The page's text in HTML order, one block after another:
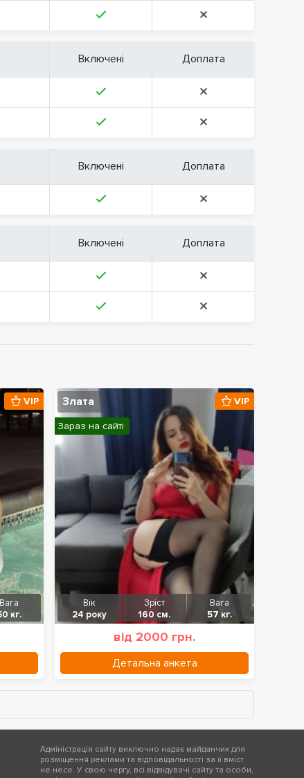
Включені Доплата
Включені Доплата
Включені Доплата
Вага
кг.
VIP Злата
Вік
24 року
Зріст
160 см.
Вага
57 кг.
від 2000 грн.
Детальна анкета
VIP
Зараз на сайті
Адміністрація сайту виключно надає майданчик для
розміщення реклами та відповідальності за її вміст
не несе. У свою чергу, всі відвідувачі сайту та особи,